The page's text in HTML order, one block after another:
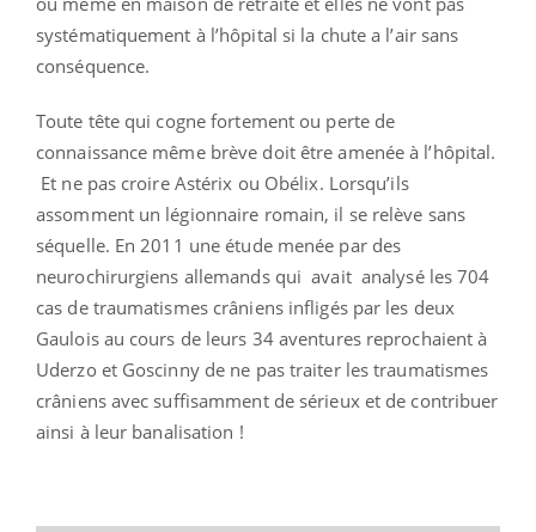
systématiquement à l’hôpital si la chute a l’air sans
conséquence.
Toute tête qui cogne fortement ou perte de
connaissance même brève doit être amenée à l’hôpital.
Et ne pas croire Astérix ou Obélix. Lorsqu’ils
assomment un légionnaire romain, il se relève sans
séquelle. En 2011 une étude menée par des
neurochirurgiens allemands qui avait analysé les 704
cas de traumatismes crâniens infligés par les deux
Gaulois au cours de leurs 34 aventures reprochaient à
Uderzo et Goscinny de ne pas traiter les traumatismes
crâniens avec suffisamment de sérieux et de contribuer
ainsi à leur banalisation !